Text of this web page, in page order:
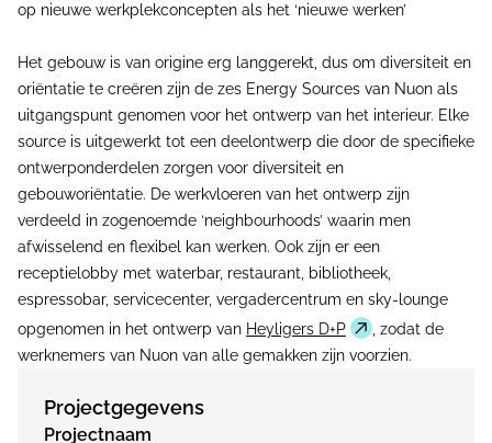
op nieuwe werkplekconcepten als het ‘nieuwe werken’
Het gebouw is van origine erg langgerekt, dus om diversiteit en
oriëntatie te creëren zijn de zes Energy Sources van Nuon als
uitgangspunt genomen voor het ontwerp van het interieur. Elke
source is uitgewerkt tot een deelontwerp die door de specifieke
ontwerponderdelen zorgen voor diversiteit en
gebouworiëntatie. De werkvloeren van het ontwerp zijn
verdeeld in zogenoemde ‘neighbourhoods’ waarin men
afwisselend en flexibel kan werken. Ook zijn er een
receptielobby met waterbar, restaurant, bibliotheek,
espressobar, servicecenter, vergadercentrum en sky-lounge
opgenomen in het ontwerp van Heyligers D+P
, zodat de
werknemers van Nuon van alle gemakken zijn voorzien.
Projectgegevens
Projectnaam